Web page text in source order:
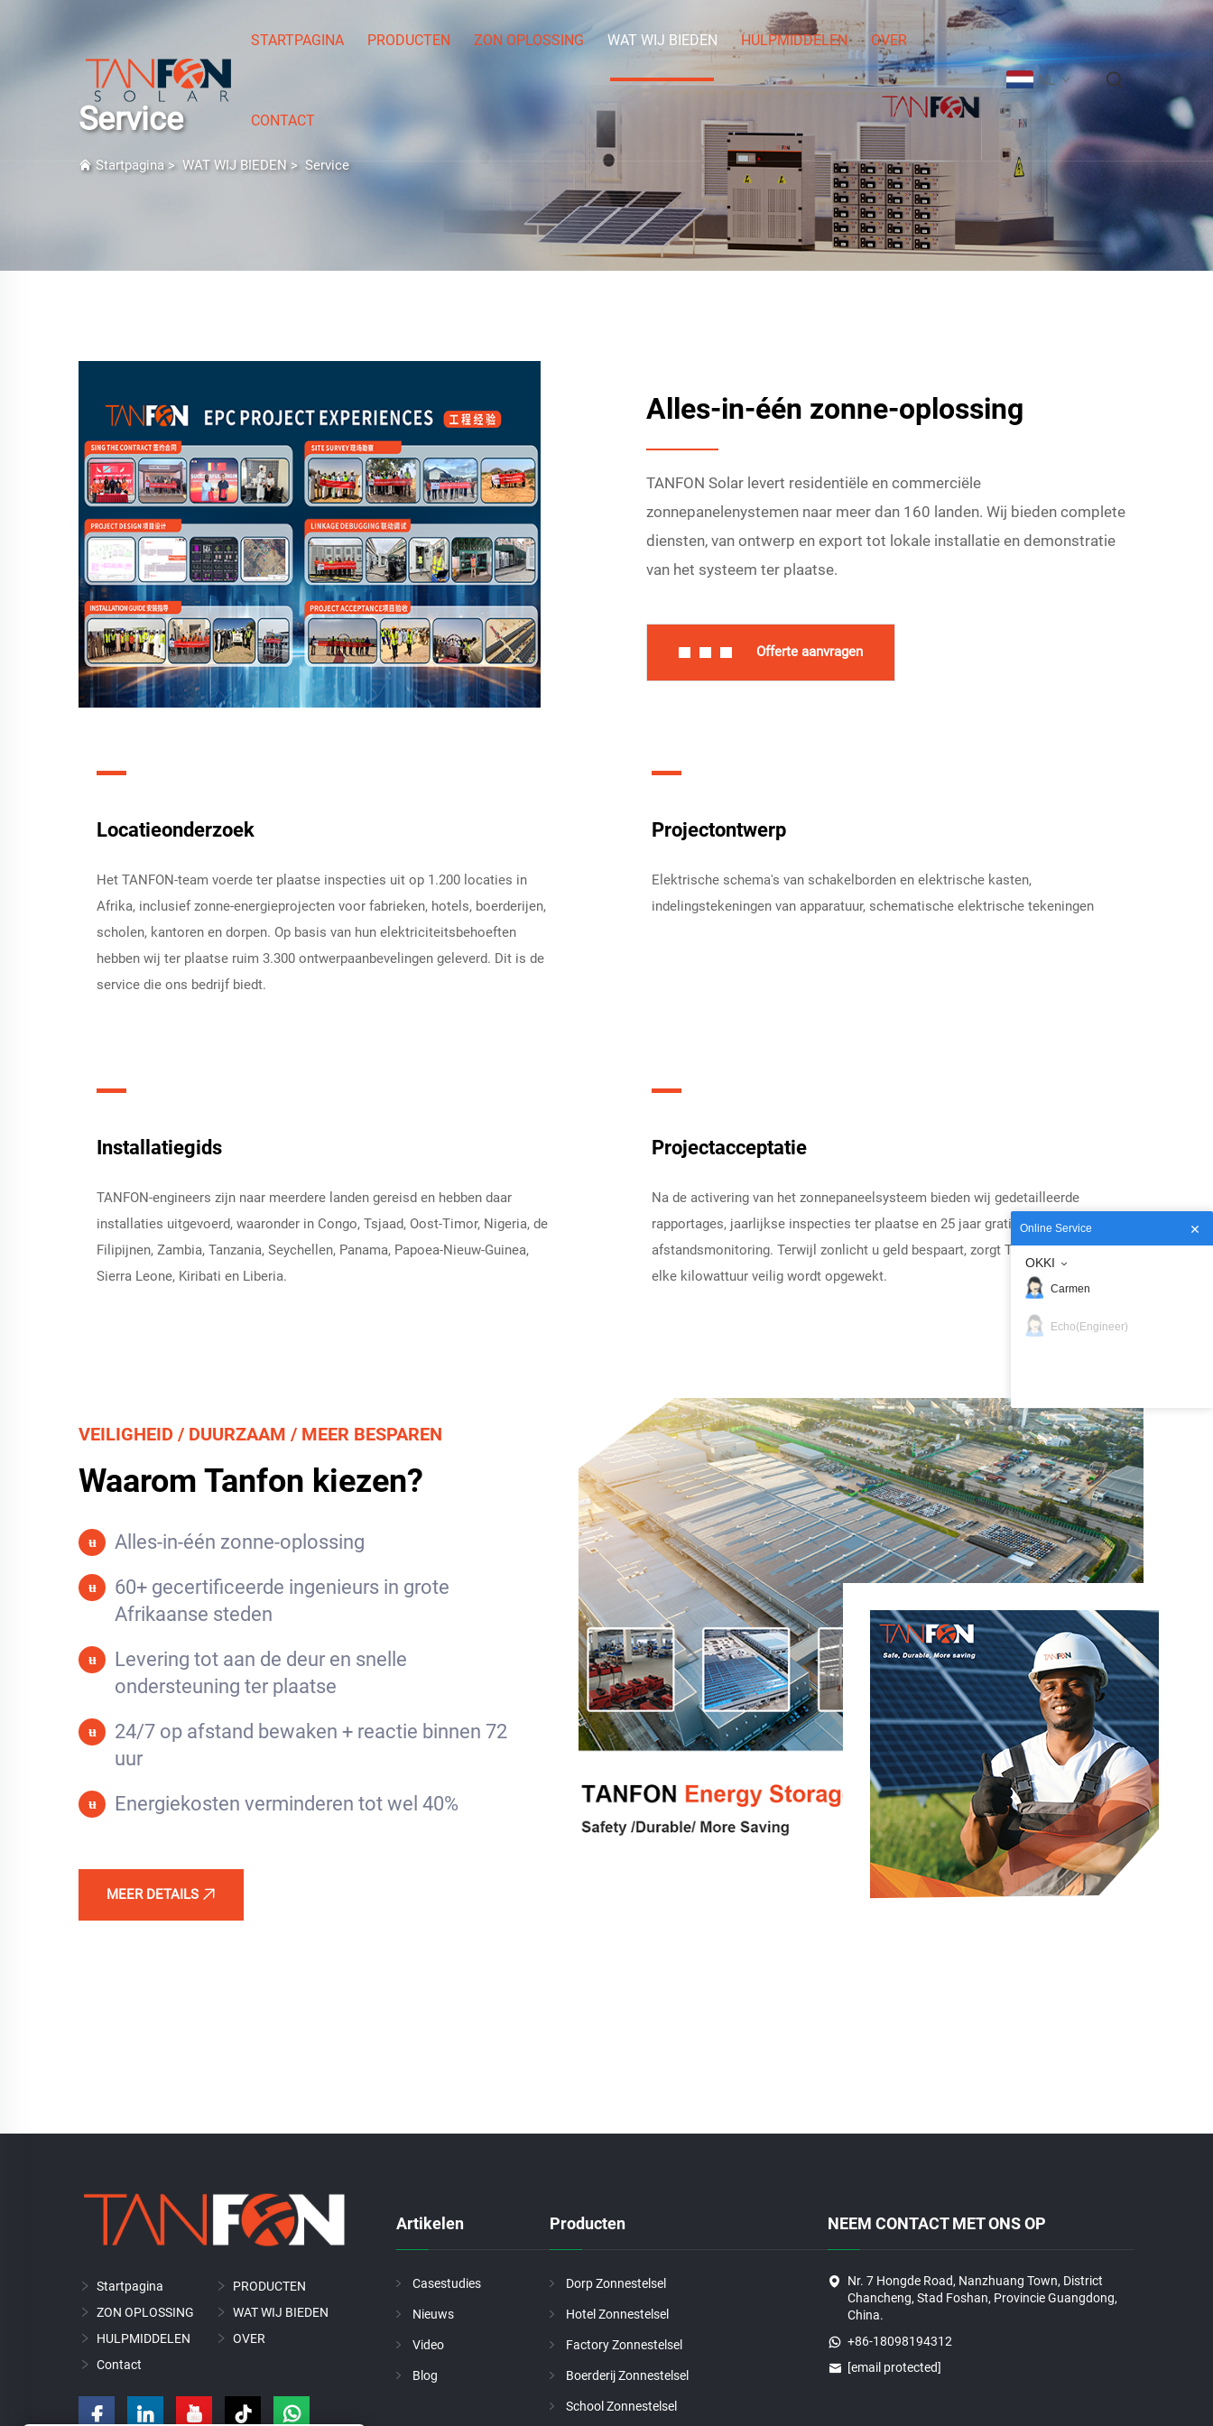
STARTPAGINA PRODUCTEN ZON OPLOSSING WAT WIJ BIEDEN HULPMIDDELEN OVER
CONTACT
NL
Service
Startpagina> WAT WIJ BIEDEN> Service
Alles-in-één zonne-oplossing
TANFON Solar levert residentiële en commerciële
zonnepanelenystemen naar meer dan 160 landen. Wij bieden complete
diensten, van ontwerp en export tot lokale installatie en demonstratie
van het systeem ter plaatse.
Offerte aanvragen
Locatieonderzoek
Het TANFON-team voerde ter plaatse inspecties uit op 1.200 locaties in
Afrika, inclusief zonne-energieprojecten voor fabrieken, hotels, boerderijen,
scholen, kantoren en dorpen. Op basis van hun elektriciteitsbehoeften
hebben wij ter plaatse ruim 3.300 ontwerpaanbevelingen geleverd. Dit is de
service die ons bedrijf biedt.
Projectontwerp
Elektrische schema's van schakelborden en elektrische kasten,
indelingstekeningen van apparatuur, schematische elektrische tekeningen
Installatiegids
TANFON-engineers zijn naar meerdere landen gereisd en hebben daar
installaties uitgevoerd, waaronder in Congo, Tsjaad, Oost-Timor, Nigeria, de
Filipijnen, Zambia, Tanzania, Seychellen, Panama, Papoea-Nieuw-Guinea,
Sierra Leone, Kiribati en Liberia.
Projectacceptatie
Na de activering van het zonnepaneelsysteem bieden wij gedetailleerde
rapportages, jaarlijkse inspecties ter plaatse en 25 jaar gratis
afstandsmonitoring. Terwijl zonlicht u geld bespaart, zorgt Tanfon ervoor dat
elke kilowattuur veilig wordt opgewekt.
VEILIGHEID / DUURZAAM / MEER BESPAREN
Waarom Tanfon kiezen?
ʉ Alles-in-één zonne-oplossing
ʉ
60+ gecertificeerde ingenieurs in grote
Afrikaanse steden
ʉ
Levering tot aan de deur en snelle
ondersteuning ter plaatse
ʉ
24/7 op afstand bewaken + reactie binnen 72
uur
ʉ Energiekosten verminderen tot wel 40%
MEER DETAILS
Startpagina
PRODUCTEN
ZON OPLOSSING
WAT WIJ BIEDEN
HULPMIDDELEN
OVER
Contact
Artikelen
Casestudies
Nieuws
Video
Blog
Producten
Dorp Zonnestelsel
Hotel Zonnestelsel
Factory Zonnestelsel
Boerderij Zonnestelsel
School Zonnestelsel
NEEM CONTACT MET ONS OP
Nr. 7 Hongde Road, Nanzhuang Town, District
Chancheng, Stad Foshan, Provincie Guangdong,
China.
+86-18098194312
[email protected]
Online Service
OKKI
Carmen
Echo(Engineer)